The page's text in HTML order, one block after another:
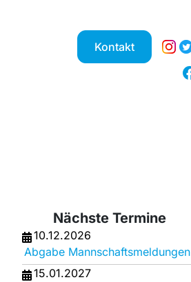
Kontakt
Nächste Termine
10.12.2026
Abgabe Mannschaftsmeldungen
15.01.2027